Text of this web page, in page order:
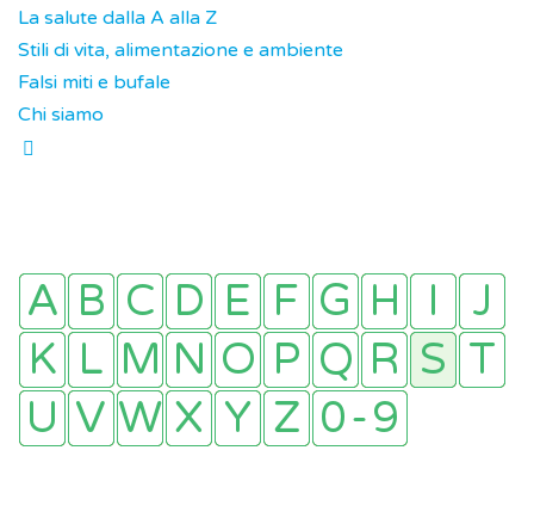
La salute dalla A alla Z
Stili di vita, alimentazione e ambiente
Falsi miti e bufale
Chi siamo